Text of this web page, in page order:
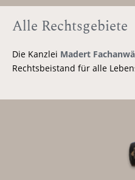
Alle Rechtsgebiete
Die Kanzlei Madert
Rechtsbeistand für alle